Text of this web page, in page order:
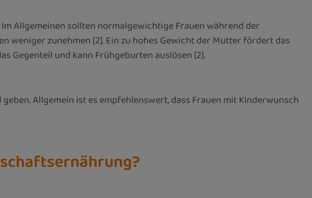
Allgemeinen sollten normalgewichtige Frauen während der
weniger zunehmen [2]. Ein zu hohes Gewicht der Mutter fördert das
Gegenteil und kann Frühgeburten auslösen [2].
Allgemein ist es empfehlenswert, dass Frauen mit Kinderwunsch